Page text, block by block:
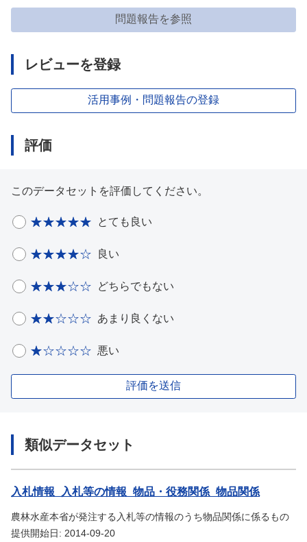
問題報告を参照
レビューを登録
活用事例・問題報告の登録
評価
このデータセットを評価してください。
とても良い
良い
どちらでもない
あまり良くない
悪い
評価を送信
類似データセット
入札情報_入札等の情報_物品・役務関係_物品関係
農林水産本省が発注する入札等の情報のうち物品関係に係るもの
提供開始日: 2014-09-20